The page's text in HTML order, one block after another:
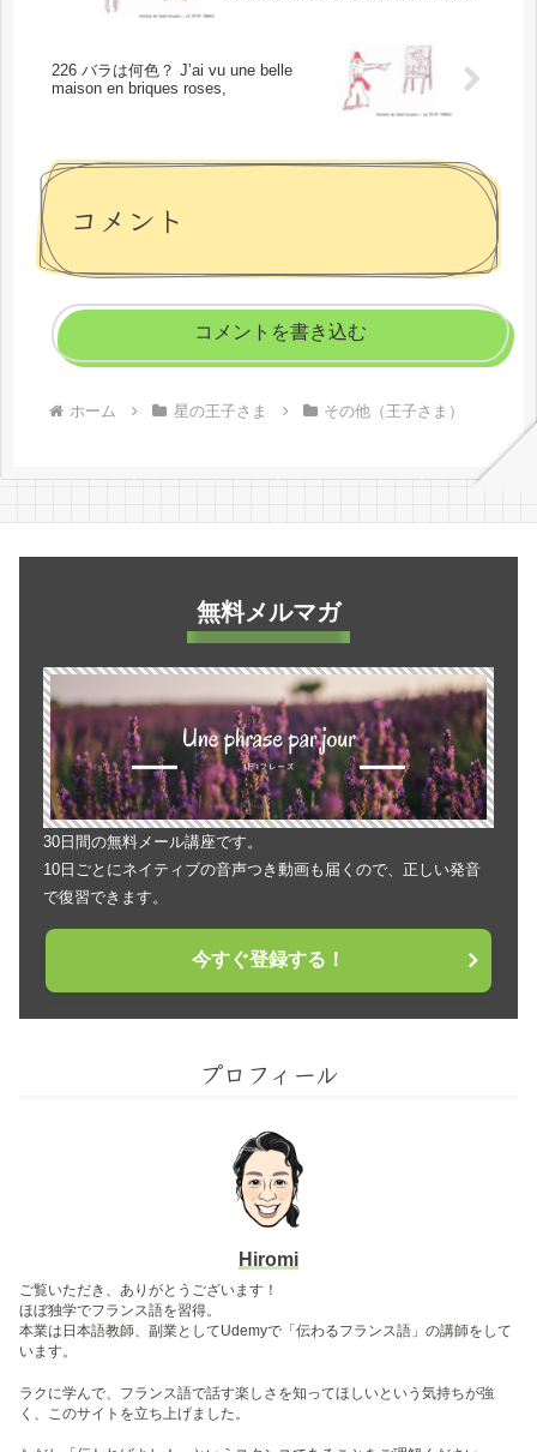
226 バラは何色？ J’ai vu une belle
maison en briques roses,
コメント
コメントを書き込む
ホーム 星の王子さま その他（王子さま）
無料メルマガ
30日間の無料メール講座です。
10日ごとにネイティブの音声つき動画も届くので、正しい発音
で復習できます。
今すぐ登録する！
プロフィール
Hiromi
ご覧いただき、ありがとうございます！
ほぼ独学でフランス語を習得。
本業は日本語教師、副業としてUdemyで「伝わるフランス語」の講師をして
います。
ラクに学んで、フランス語で話す楽しさを知ってほしいという気持ちが強
く、このサイトを立ち上げました。